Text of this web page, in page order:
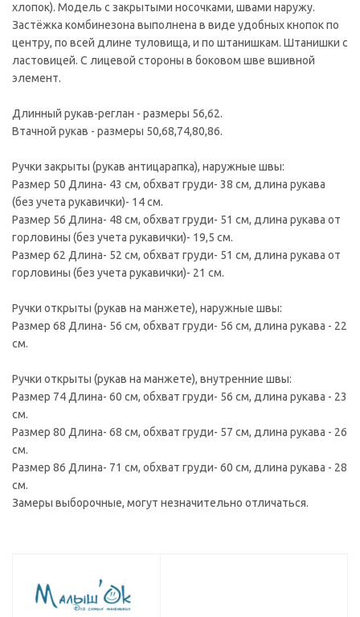
хлопок). Модель с закрытыми носочками, швами наружу.
Застёжка комбинезона выполнена в виде удобных кнопок по
центру, по всей длине туловища, и по штанишкам. Штанишки с
ластовицей. С лицевой стороны в боковом шве вшивной
элемент.
Длинный рукав-реглан - размеры 56,62.
Втачной рукав - размеры 50,68,74,80,86.
Ручки закрыты (рукав антицарапка), наружные швы:
Размер 50 Длина- 43 см, обхват груди- 38 см, длина рукава
(без учета рукавички)- 14 см.
Размер 56 Длина- 48 см, обхват груди- 51 см, длина рукава от
горловины (без учета рукавички)- 19,5 см.
Размер 62 Длина- 52 см, обхват груди- 51 см, длина рукава от
горловины (без учета рукавички)- 21 см.
Ручки открыты (рукав на манжете), наружные швы:
Размер 68 Длина- 56 см, обхват груди- 56 см, длина рукава - 22
см.
Ручки открыты (рукав на манжете), внутренние швы:
Размер 74 Длина- 60 см, обхват груди- 56 см, длина рукава - 23
см.
Размер 80 Длина- 68 см, обхват груди- 57 см, длина рукава - 26
см.
Размер 86 Длина- 71 см, обхват груди- 60 см, длина рукава - 28
см.
Замеры выборочные, могут незначительно отличаться.